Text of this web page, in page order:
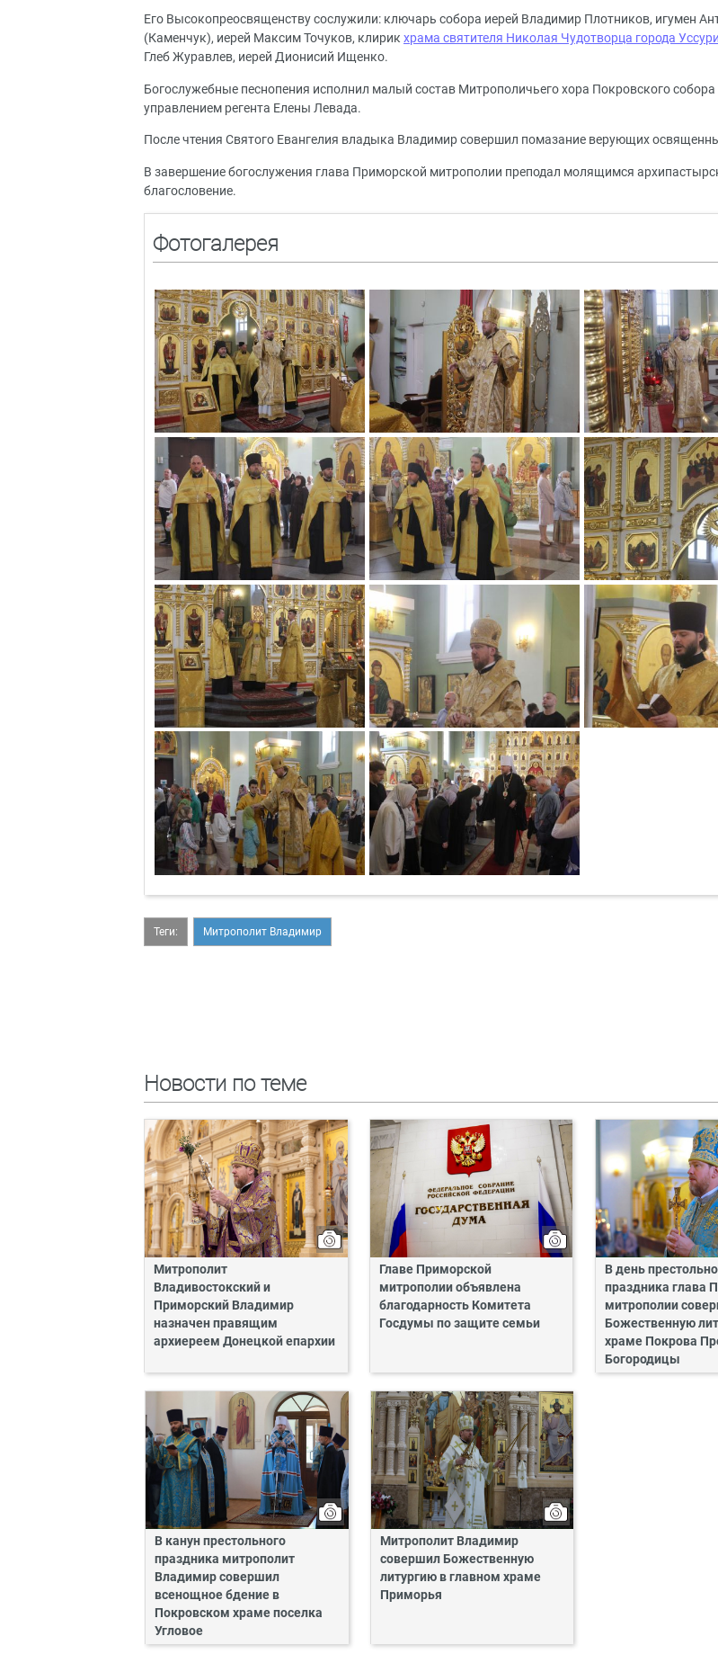
Его Высокопреосвященству сослужили: ключарь собора иерей Владимир Плотников, игумен
(Каменчук), иерей Максим Точуков, клирик храма святителя Николая Чудотворца города
Глеб Журавлев, иерей Дионисий Ищенко.
Богослужебные песнопения исполнил малый состав Митрополичьего хора Покровского собора
управлением регента Елены Левада.
После чтения Святого Евангелия владыка Владимир совершил помазание верующих
В завершение богослужения глава Приморской митрополии преподал молящимся
благословение.
Фотогалерея
Теги: Митрополит Владимир
Новости по теме
Митрополит
Владивостокский и
Приморский Владимир
назначен правящим
архиереем Донецкой епархии
Главе Приморской
митрополии объявлена
благодарность Комитета
Госдумы по защите семьи
В день
праздника глава
митрополии
Божественную
храме Покрова
Богородицы
В канун престольного
праздника митрополит
Владимир совершил
всенощное бдение в
Покровском храме поселка
Угловое
Митрополит Владимир
совершил Божественную
литургию в главном храме
Приморья